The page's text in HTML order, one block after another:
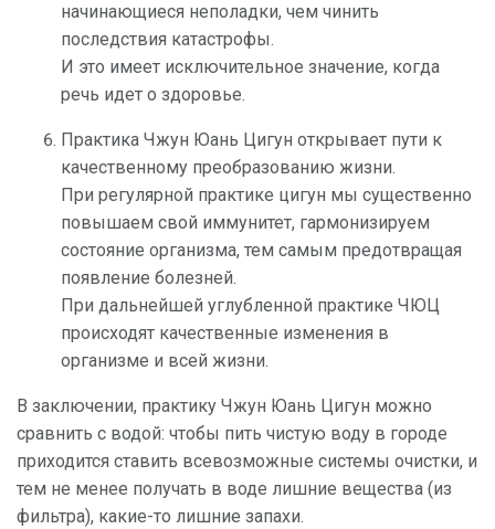
начинающиеся неполадки, чем чинить
последствия катастрофы.
И это имеет исключительное значение, когда
речь идет о здоровье.
Практика Чжун Юань Цигун открывает пути к
качественному преобразованию жизни.
При регулярной практике цигун мы существенно
повышаем свой иммунитет, гармонизируем
состояние организма, тем самым предотвращая
появление болезней.
При дальнейшей углубленной практике ЧЮЦ
происходят качественные изменения в
организме и всей жизни.
В заключении, практику Чжун Юань Цигун можно
сравнить с водой: чтобы пить чистую воду в городе
приходится ставить всевозможные системы очистки, и
тем не менее получать в воде лишние вещества (из
фильтра), какие-то лишние запахи.